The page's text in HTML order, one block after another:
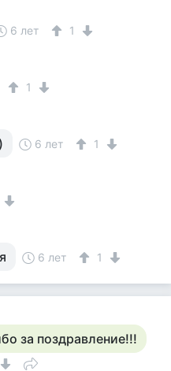
6 лет 1
1
6 лет 1
6 лет 1
за поздравление!!!